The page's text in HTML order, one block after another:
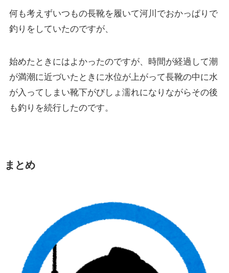
何も考えずいつもの長靴を履いて河川でおかっぱりで
釣りをしていたのですが、
始めたときにはよかったのですが、時間が経過して潮
が満潮に近づいたときに水位が上がって長靴の中に水
が入ってしまい靴下がびしょ濡れになりながらその後
も釣りを続行したのです。
まとめ